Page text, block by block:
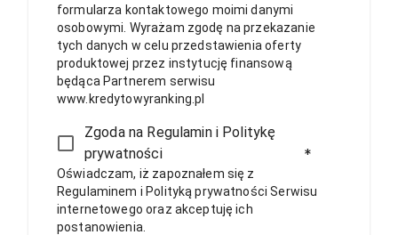
formularza kontaktowego moimi danymi
osobowymi. Wyrażam zgodę na przekazanie
tych danych w celu przedstawienia oferty
produktowej przez instytucję finansową
będąca Partnerem serwisu
www.kredytowyranking.pl
Zgoda na Regulamin i Politykę
prywatności
*
Oświadczam, iż zapoznałem się z
Regulaminem i Polityką prywatności Serwisu
internetowego oraz akceptuję ich
postanowienia.